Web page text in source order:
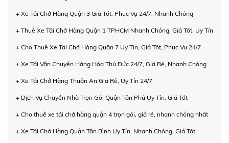
+ Xe Tải Chở Hàng Quận 3 Giá Tốt, Phục Vụ 24/7, Nhanh Chóng
+ Thuê Xe Tải Chở Hàng Quận 1 TPHCM Nhanh Chóng, Giá Tốt, Uy Tín
+ Cho Thuê Xe Tải Chở Hàng Quận 7 Uy Tín, Giá Tốt, Phục Vụ 24/7
+ Xe Tải Vận Chuyển Hàng Hóa Thủ Đức 24/7, Giá Rẻ, Nhanh Chóng
+ Xe Tải Chở Hàng Thuận An Giá Rẻ, Uy Tín 24/7
+ Dịch Vụ Chuyển Nhà Trọn Gói Quận Tân Phú Uy Tín, Giá Tốt
+ Cho thuê xe tải chở hàng quận 4 trọn gói, giá rẻ, nhanh chóng nhất
+ Xe Tải Chở Hàng Quận Tân Bình Uy Tín, Nhanh Chóng, Giá Tốt